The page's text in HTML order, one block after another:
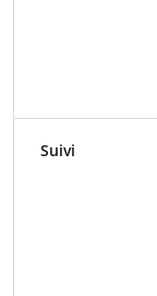
Suivi